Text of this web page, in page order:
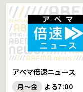
アベマ倍速ニュース
月～金 よる7:00